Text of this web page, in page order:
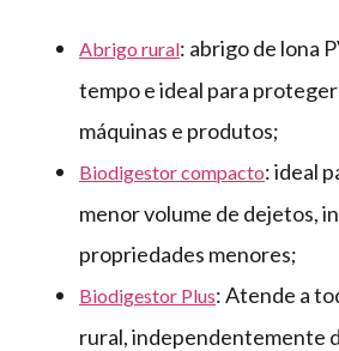
Abrigo rural: abrigo de lona
tempo e ideal para proteger
máquinas e produtos;
Biodigestor compacto: ideal
menor volume de dejetos,
propriedades menores;
Biodigestor Plus: Atende a
rural, independentemente